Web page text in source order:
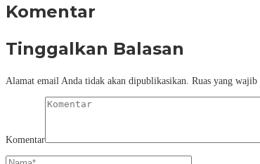
Komentar
Tinggalkan Balasan
Alamat email Anda tidak akan dipublikasikan. Ruas yang wajib
Komentar